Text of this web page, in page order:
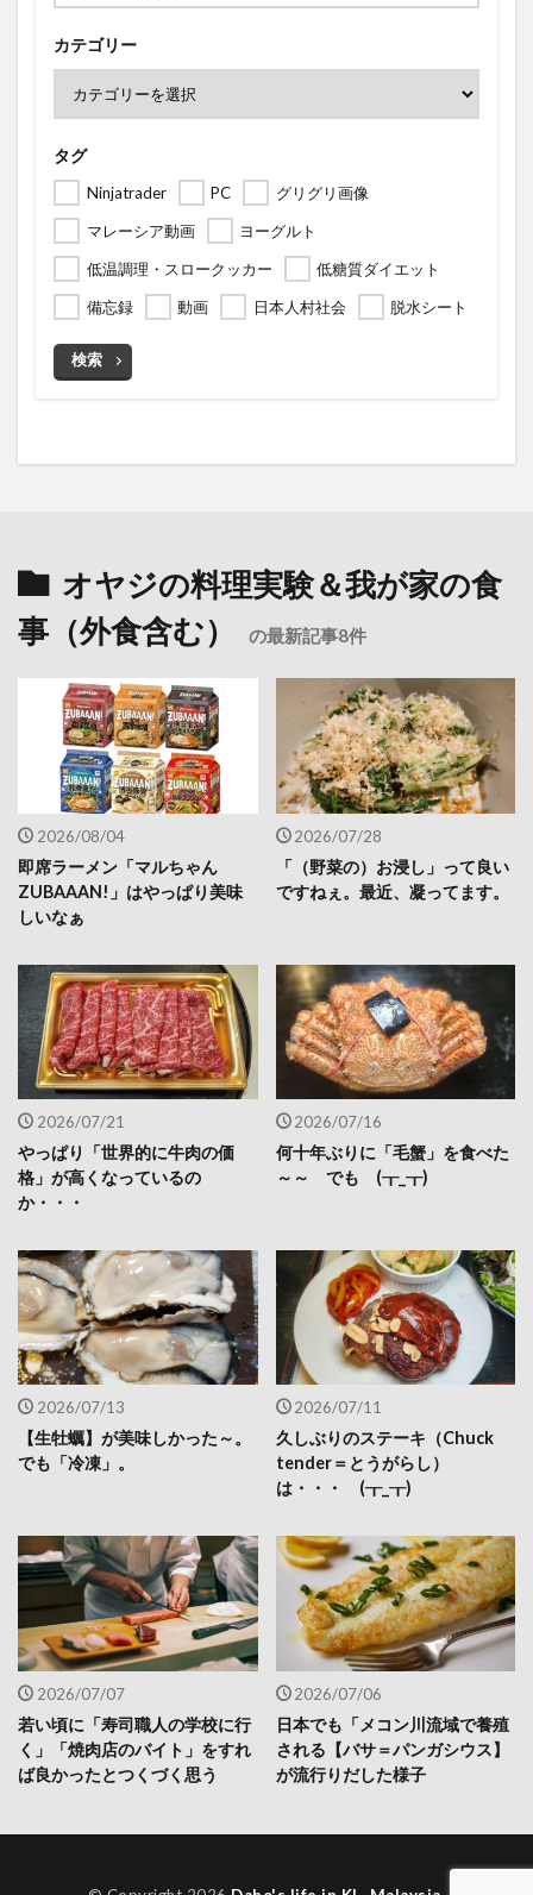
カテゴリー
タグ
Ninjatrader PC
グリグリ画像
マレーシア動画
ヨーグルト
低温調理・スロークッカー
低糖質ダイエット
備忘録
動画 日本人村社会 脱水シート
検索
オヤジの料理実験＆我が家の食
事（外食含む）
の最新記事8件
2026/08/04
即席ラーメン「マルちゃん
ZUBAAAN!」はやっぱり美味
しいなぁ
2026/07/28
「（野菜の）お浸し」って良い
ですねぇ。最近、凝ってます。
2026/07/21
やっぱり「世界的に牛肉の価
格」が高くなっているの
か・・・
2026/07/16
何十年ぶりに「毛蟹」を食べた
～～ でも (┰_┰)
2026/07/13
【生牡蠣】が美味しかった～。
でも「冷凍」。
2026/07/11
久しぶりのステーキ（Chuck
tender＝とうがらし）
は・・・ (┰_┰)
2026/07/07
若い頃に「寿司職人の学校に行
く」「焼肉店のバイト」をすれ
ば良かったとつくづく思う
2026/07/06
日本でも「メコン川流域で養殖
される【バサ＝パンガシウス】
が流行りだした様子